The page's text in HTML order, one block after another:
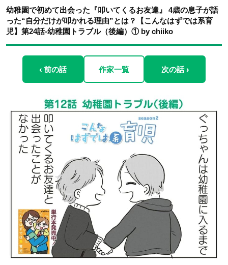
幼稚園で初めて出会った『叩いてくるお友達』 4歳の息子が語
った“自分だけが叩かれる理由”とは？【こんなはずでは系育
児】第24話-幼稚園トラブル（後編）① by chiiko
‹ 前の話 作家一覧 次の話 ›